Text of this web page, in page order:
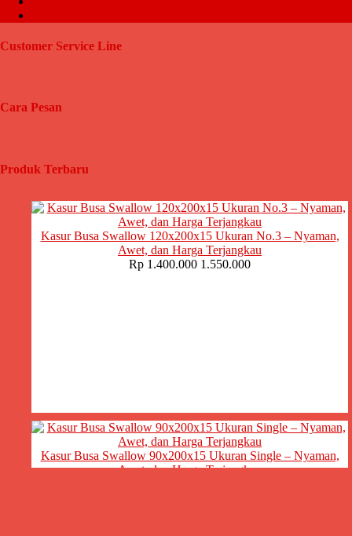
Customer Service Line
Cara Pesan
Produk Terbaru
Kasur Busa Swallow 120x200x15 Ukuran No.3 – Nyaman,
Awet, dan Harga Terjangkau
Rp 1.400.000 1.550.000
Kasur Busa Swallow 90x200x15 Ukuran Single – Nyaman,
Awet, dan Harga Terjangkau